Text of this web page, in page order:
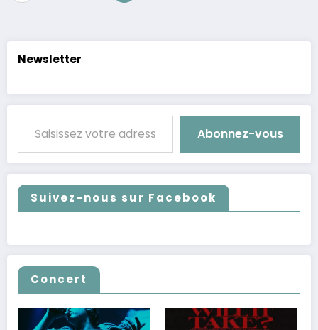
Newsletter
Saisissez votre adresse e-mail…
Abonnez-vous
Suivez-nous sur Facebook
Concert